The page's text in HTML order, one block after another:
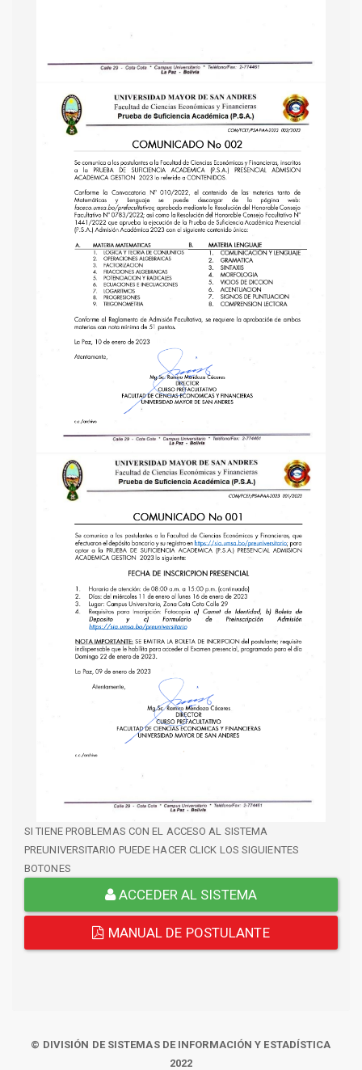
SI TIENE PROBLEMAS CON EL ACCESO AL SISTEMA
PREUNIVERSITARIO PUEDE HACER CLICK LOS SIGUIENTES
BOTONES
ACCEDER AL SISTEMA
MANUAL DE POSTULANTE
© DIVISIÓN DE SISTEMAS DE INFORMACIÓN Y ESTADÍSTICA
2022